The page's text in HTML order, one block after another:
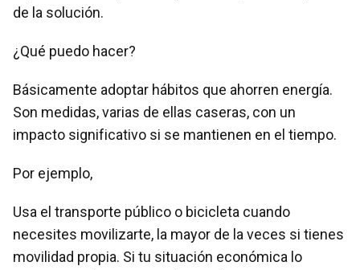
de la solución.
¿Qué puedo hacer?
Básicamente adoptar hábitos que ahorren energía.
Son medidas, varias de ellas caseras, con un
impacto significativo si se mantienen en el tiempo.
Por ejemplo,
Usa el transporte público o bicicleta cuando
necesites movilizarte, la mayor de la veces si tienes
movilidad propia. Si tu situación económica lo